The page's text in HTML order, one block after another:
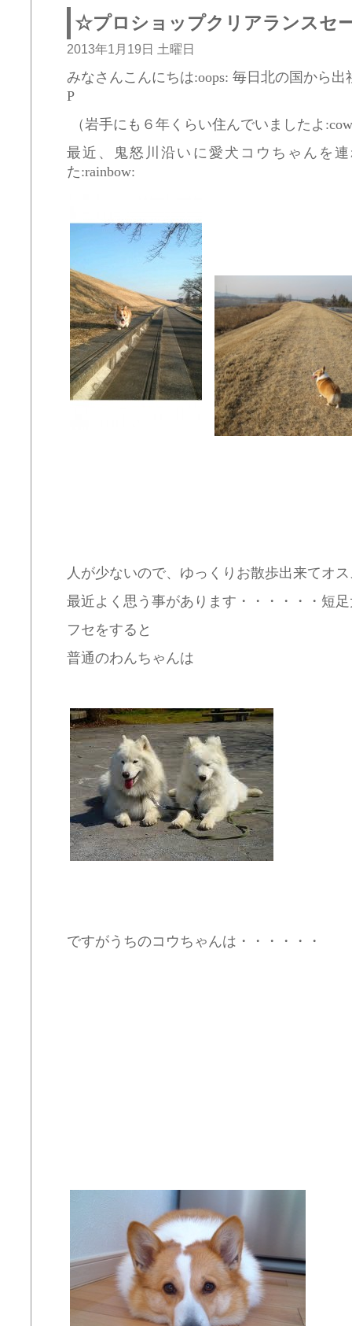
☆プロショップクリアランスセ
2013年1月19日 土曜日
みなさんこんにちは:oops: 毎日北の国から
P
（岩手にも６年くらい住んでいましたよ
最近、鬼怒川沿いに愛犬コウちゃんを
た:rainbow:
人が少ないので、ゆっくりお散歩出来てオス
最近よく思う事があります・・・・・・短
フセをすると
普通のわんちゃんは
ですがうちのコウちゃんは・・・・・・